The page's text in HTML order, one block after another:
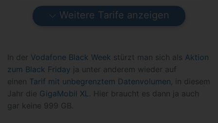
Weitere Tarife anzeigen
In der Vodafone Black Week stürzt man sich als Aktion
zum Black Friday ja unter anderem wieder auf
einen Tarif mit unbegrenztem Datenvolumen , in diesem
Jahr die GigaMobil XL
. Hier braucht es dann ja auch
gar keine 999 GB.